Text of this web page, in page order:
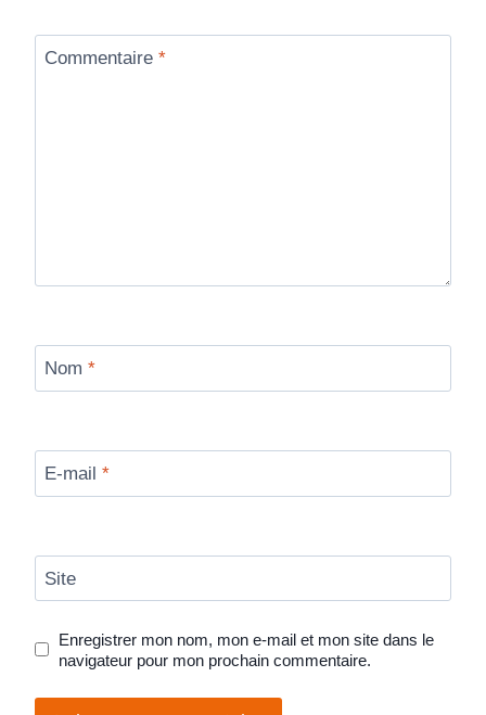
Commentaire *
Nom *
E-mail *
Site
Enregistrer mon nom, mon e-mail et mon site dans le
navigateur pour mon prochain commentaire.